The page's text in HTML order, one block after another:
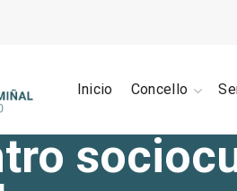
Inicio Concello